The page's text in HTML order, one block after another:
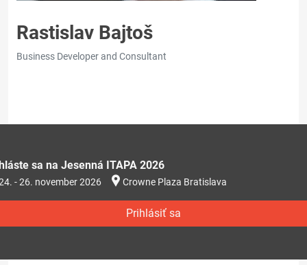
Rastislav Bajtoš
Business Developer and Consultant
sa na Jesenná ITAPA 2026
- 26. november 2026 Crowne Plaza Bratislava
Prihlásiť sa